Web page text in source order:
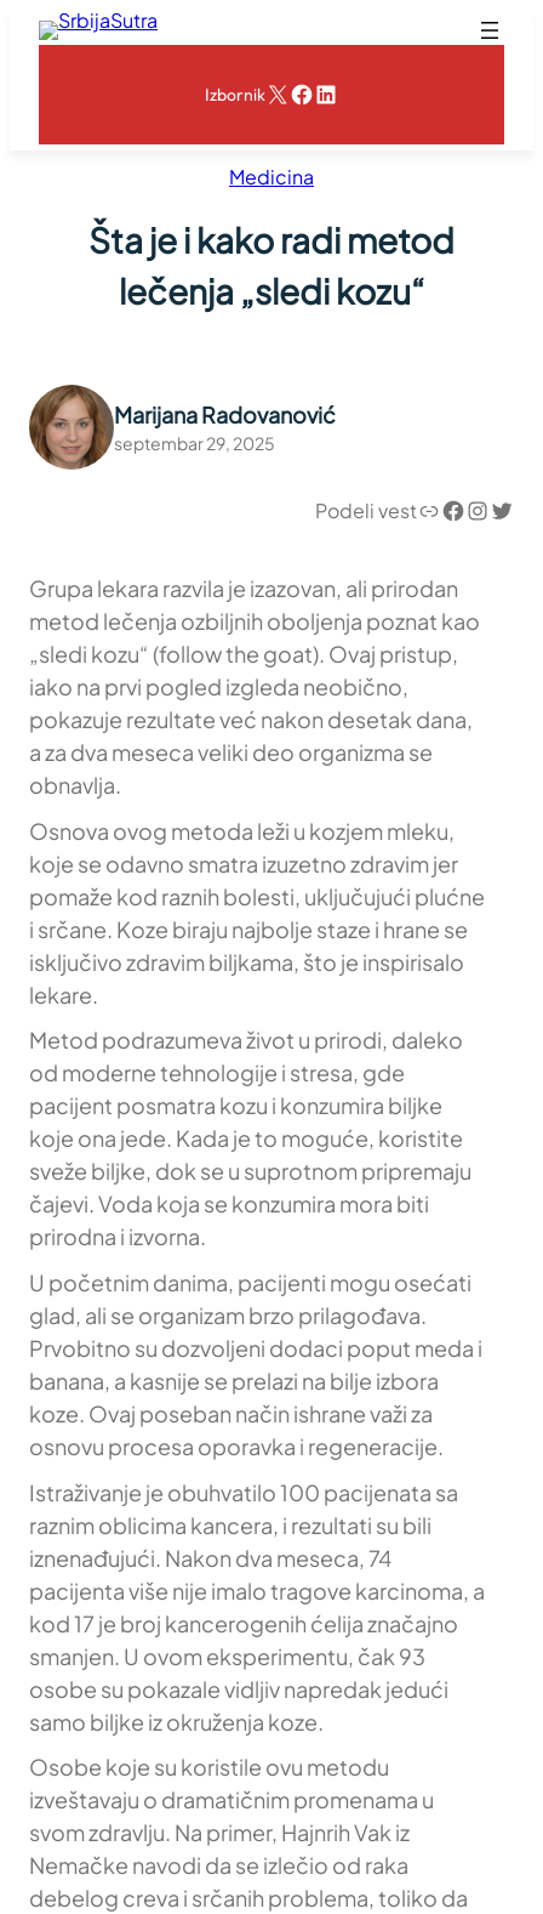
Skoči
IzbornikX Facebook
LinkedIn
Medicina
Šta je i kako radi metod
lečenja „sledi kozu“
Marijana Radovanović
septembar 29, 2025
Podeli vestLink Facebook InstagramTwitter
Grupa lekara razvila je izazovan, ali prirodan
metod lečenja ozbiljnih oboljenja poznat kao
„sledi kozu“ (follow the goat). Ovaj pristup,
iako na prvi pogled izgleda neobično,
pokazuje rezultate već nakon desetak dana,
a za dva meseca veliki deo organizma se
obnavlja.
Osnova ovog metoda leži u kozjem mleku,
koje se odavno smatra izuzetno zdravim jer
pomaže kod raznih bolesti, uključujući plućne
i srčane. Koze biraju najbolje staze i hrane se
isključivo zdravim biljkama, što je inspirisalo
lekare.
Metod podrazumeva život u prirodi, daleko
od moderne tehnologije i stresa, gde
pacijent posmatra kozu i konzumira biljke
koje ona jede. Kada je to moguće, koristite
sveže biljke, dok se u suprotnom pripremaju
čajevi. Voda koja se konzumira mora biti
prirodna i izvorna.
U početnim danima, pacijenti mogu osećati
glad, ali se organizam brzo prilagođava.
Prvobitno su dozvoljeni dodaci poput meda i
banana, a kasnije se prelazi na bilje izbora
koze. Ovaj poseban način ishrane važi za
osnovu procesa oporavka i regeneracije.
Istraživanje je obuhvatilo 100 pacijenata sa
raznim oblicima kancera, i rezultati su bili
iznenađujući. Nakon dva meseca, 74
pacijenta više nije imalo tragove karcinoma, a
kod 17 je broj kancerogenih ćelija značajno
smanjen. U ovom eksperimentu, čak 93
osobe su pokazale vidljiv napredak jedući
samo biljke iz okruženja koze.
Osobe koje su koristile ovu metodu
izveštavaju o dramatičnim promenama u
svom zdravlju. Na primer, Hajnrih Vak iz
Nemačke navodi da se izlečio od raka
debelog creva i srčanih problema, toliko da